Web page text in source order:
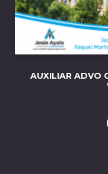
AUXILIAR ADVO